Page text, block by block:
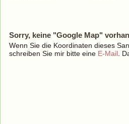
Sorry, keine "Google Map"
Wenn Sie die Koordinaten dieses
schreiben Sie mir bitte eine E-Mail .